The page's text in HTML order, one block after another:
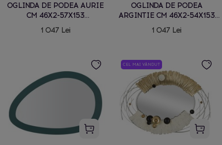
OGLINDA DE PODEA AURIE
CM 46X2-57X153
(DIMENSIUNE OGLINDA CM
43X150)
1 047 Lei
OGLINDA DE PODEA
ARGINTIE CM 46X2-54X153
(DIMENSIUNE OGLINDA CM
43X150)
1 047 Lei
CEL MAI VÂNDUT